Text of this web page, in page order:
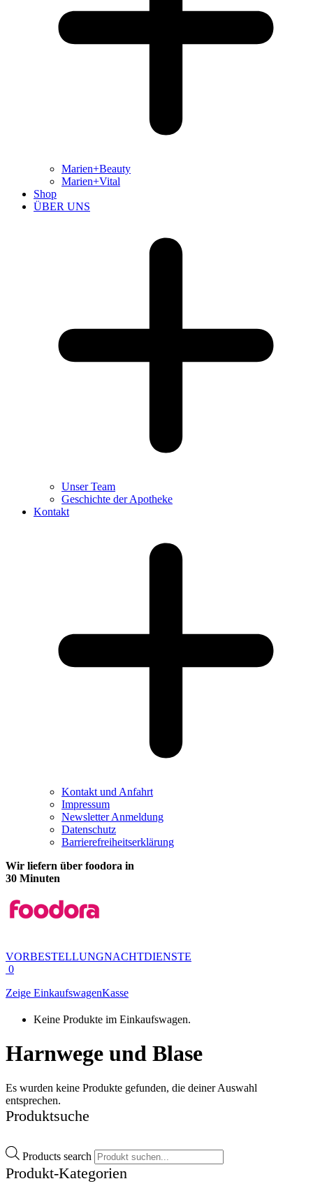
Marien+Beauty
Marien+Vital
Shop
ÜBER UNS
Unser Team
Geschichte der Apotheke
Kontakt
Kontakt und Anfahrt
Impressum
Newsletter Anmeldung
Datenschutz
Barrierefreiheitserklärung
Wir liefern über foodora in
30 Minuten
VORBESTELLUNGNACHTDIENSTE
0
Zeige EinkaufswagenKasse
Keine Produkte im Einkaufswagen.
Harnwege und Blase
Es wurden keine Produkte gefunden, die deiner Auswahl
entsprechen.
Produktsuche
Products search
Produkt-Kategorien